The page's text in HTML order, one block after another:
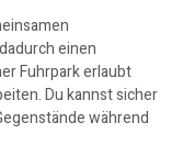
einen
Fuhrpark erlaubt
Du kannst sicher
während